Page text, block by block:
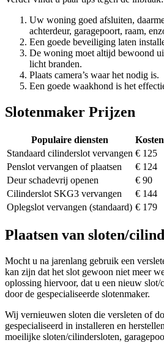
Uw woning goed afsluiten,
achterdeur, garagepoort, raam,
Een goede beveiliging laten
De woning moet altijd bewoond
licht branden.
Plaats camera’s waar het nodig is.
Een goede waakhond is het
Slotenmaker Prijzen
Populaire diensten
Standaard cilinderslot vervangen € 125
Penslot vervangen of plaatsen
€ 124
Deur schadevrij openen
€ 90
Cilinderslot SKG3 vervangen
€ 144
Oplegslot vervangen (standaard) € 179
Plaatsen van sloten/
Mocht u na jarenlang gebruik een
kan zijn dat het slot gewoon niet meer
oplossing hiervoor, dat u een nieuw slot/
door de gespecialiseerde slotenmaker.
Wij vernieuwen sloten die versleten of
gespecialiseerd in installeren en
moeilijke sloten/cilindersloten,